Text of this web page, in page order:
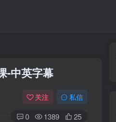
-中英字幕
关注 私信
0 1389 25